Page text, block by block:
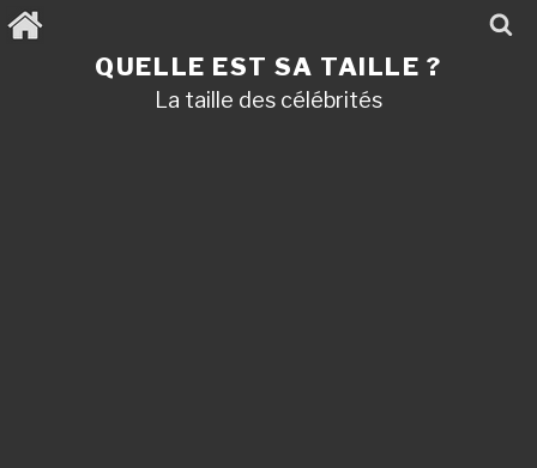
Aller
au
QUELLE EST SA TAILLE ?
La taille des célébrités